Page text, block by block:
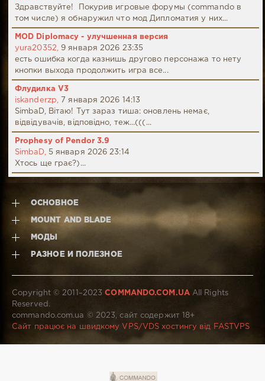
Здравствуйте! Покурив игровые форумы (commando в
том числе) я обнаружил что мод Дипломатия у них...
MOD Diplomacy - улучшенная версия
yura20352,
9 января 2026 23:35
есть ошибка когда казнишь другово персонажа то нету
кнопки выхода продолжить игра все...
Флудилка V3
iskanderzp,
7 января 2026 14:13
SimbaD, Вітаю! Тут зараз тиша: оновлень немає,
відвідувачів, відповідно, теж...(((...
Prophesy of Pendor 3.9
SimbaD,
5 января 2026 23:14
Хтось ще грає?)...
ОСНОВНОЕ
MOUNT AND BLADE
МОДЫ
РАЗНОЕ И ПОЛЕЗНОЕ
Copyright © 2011–2023COMMANDO.COM.UAAll Rights
Reserved.
commando.com.ua © 2023, сайт содержит 18+
Сайт працює на швидкому VPS/VDS хостингу від FASTVPS